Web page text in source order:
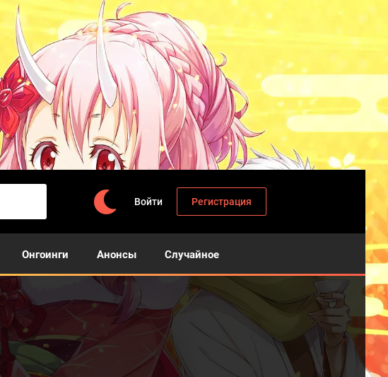
Войти Регистрация
Онгоинги Анонсы Случайное